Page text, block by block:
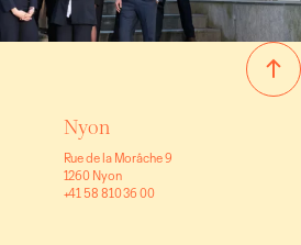
Nyon
Rue de la Morâche 9
1260 Nyon
+41 58 810 36 00